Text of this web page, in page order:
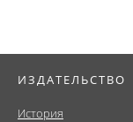
ИЗДАТЕЛЬСТВО
История